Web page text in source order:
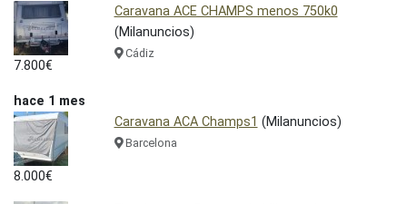
7.800€
Caravana ACE CHAMPS menos 750k0
(Milanuncios)
Cádiz
hace 1 mes
8.000€
Caravana ACA Champs1 (Milanuncios)
Barcelona